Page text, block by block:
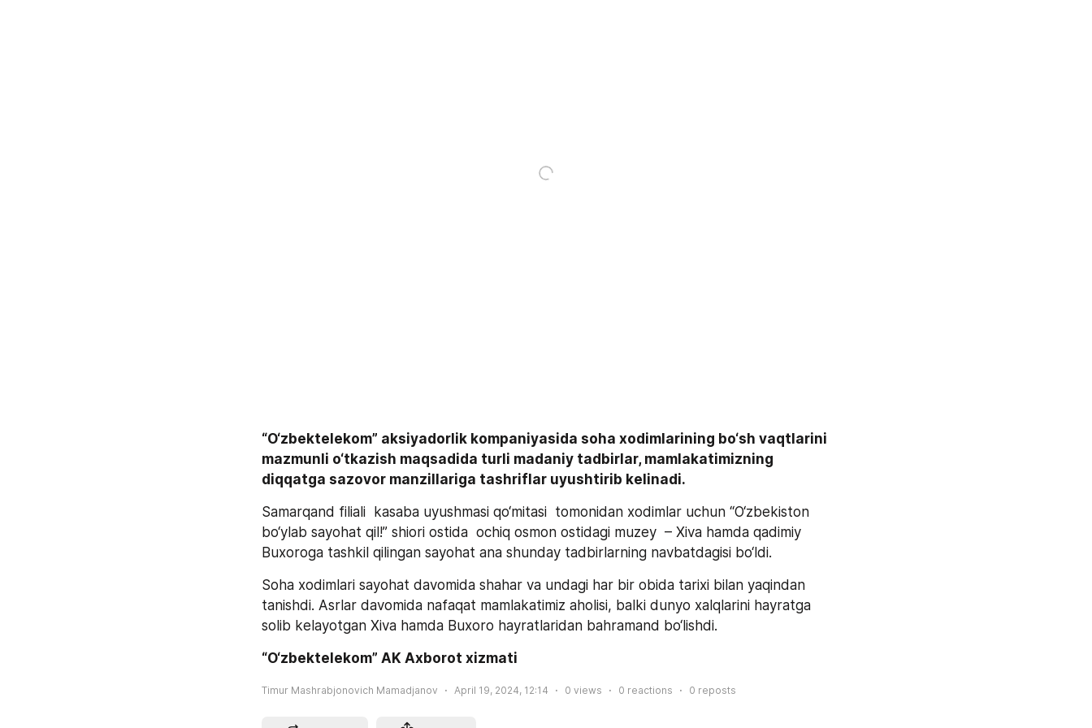
“O‘zbektelekom” aksiyadorlik kompaniyasida soha xodimlarining bo‘sh vaqtlarini
mazmunli o‘tkazish maqsadida turli madaniy tadbirlar, mamlakatimizning
diqqatga sazovor manzillariga tashriflar uyushtirib kelinadi.
Samarqand filiali  kasaba uyushmasi qo‘mitasi  tomonidan xodimlar uchun “O‘zbekiston
bo‘ylab sayohat qil!” shiori ostida  ochiq osmon ostidagi muzey  – Xiva hamda qadimiy
Buxoroga tashkil qilingan sayohat ana shunday tadbirlarning navbatdagisi bo‘ldi.
Soha xodimlari sayohat davomida shahar va undagi har bir obida tarixi bilan yaqindan
tanishdi. Asrlar davomida nafaqat mamlakatimiz aholisi, balki dunyo xalqlarini hayratga
solib kelayotgan Xiva hamda Buxoro hayratlaridan bahramand bo‘lishdi.
“O‘zbektelekom” AK Axborot xizmati
Timur Mashrabjonovich Mamadjanov April 19, 2024, 12:14 0 views 0 reactions 0 reposts